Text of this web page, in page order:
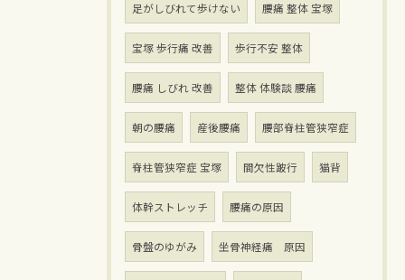
足がしびれて歩けない 腰痛 整体 宝塚
宝塚 歩行痛 改善 歩行不安 整体
腰痛 しびれ 改善 整体 体験談 腰痛
朝の腰痛 産後腰痛 腰部脊柱管狭窄症
脊柱管狭窄症 宝塚 間欠性跛行 猫背
体幹ストレッチ 腰痛の原因
骨盤のゆがみ 坐骨神経痛 原因